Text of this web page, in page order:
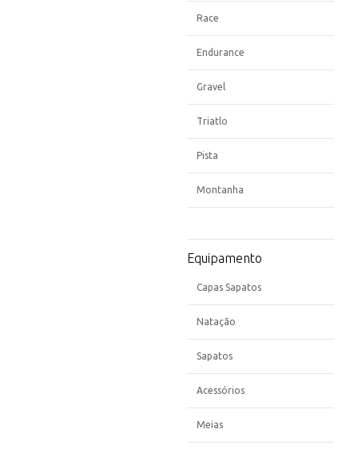
Race
Endurance
Gravel
Triatlo
Pista
Montanha
Equipamento
Capas Sapatos
Natação
Sapatos
Acessórios
Meias